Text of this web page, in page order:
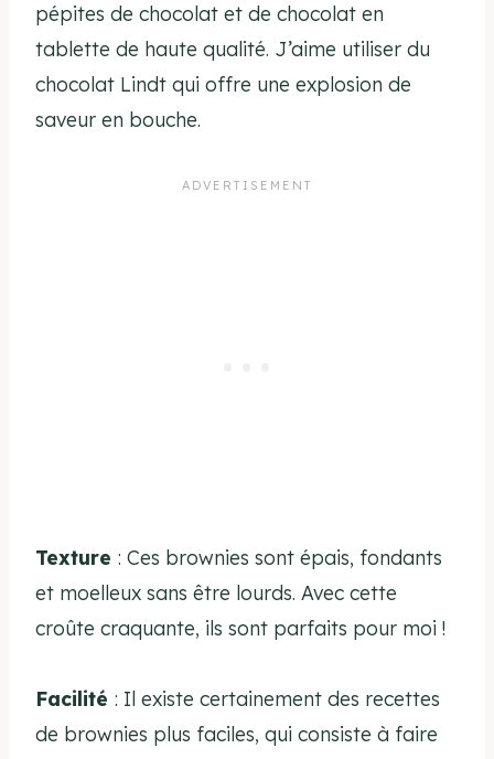
pépites de chocolat et de chocolat en
tablette de haute qualité. J’aime utiliser du
chocolat Lindt qui offre une explosion de
saveur en bouche.
Texture : Ces brownies sont épais, fondants
et moelleux sans être lourds. Avec cette
croûte craquante, ils sont parfaits pour moi !
Facilité : Il existe certainement des recettes
de brownies plus faciles, qui consiste à faire